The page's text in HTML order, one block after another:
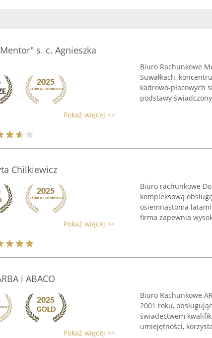
s. c. Agnieszka
Pokaż więcej >>
Biuro Rachunkowe
Suwałkach,
kadrowo-płacowych
podstawy
Chilkiewicz
Pokaż więcej >>
Biuro rachunkowe
kompleksową
osiemnastoma
firma zapewnia
i ABACO
Pokaż więcej >>
Biuro Rachunkowe
2001 roku,
świadectwem
umiejętności,